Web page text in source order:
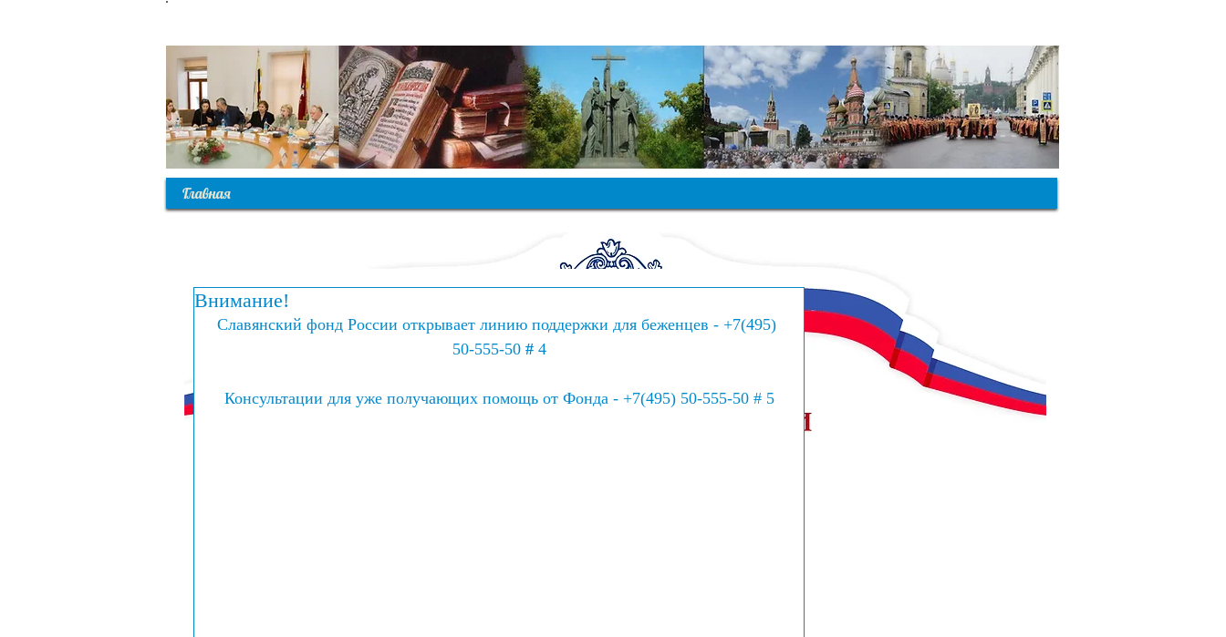
Главная
Внимание!
Славянский фонд России открывает линию поддержки для беженцев - +7(495)
50-555-50 # 4
Консультации для уже получающих помощь от Фонда - +7(495) 50-555-50 # 5